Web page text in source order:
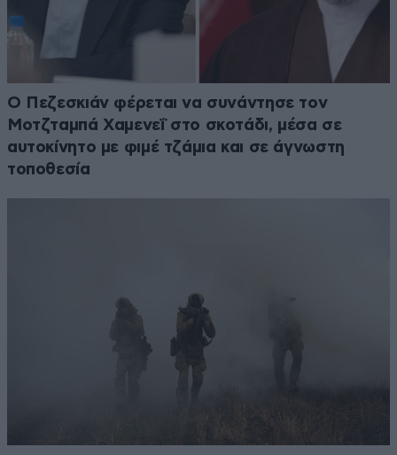
Ο Πεζεσκιάν φέρεται να συνάντησε τον
Μοτζταμπά Χαμενεΐ στο σκοτάδι, μέσα σε
αυτοκίνητο με φιμέ τζάμια και σε άγνωστη
τοποθεσία